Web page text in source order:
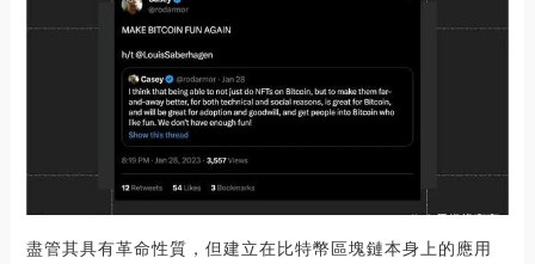
盡管其具有革命性質，但建立在比特幣區塊鏈本身上的應用